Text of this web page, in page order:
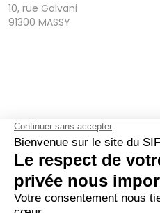
10, rue Galvani
91300 MASSY
FAQ
Réduction Fiscale
Ramadan 2026
Zakât Al Maal